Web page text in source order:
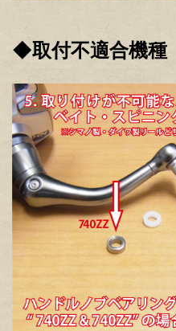
◆取付不適合機種